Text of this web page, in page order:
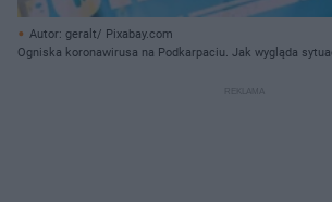
Autor: geralt/ Pixabay.com
Ogniska koronawirusa na Podkarpaciu. Jak wygląda sytuacja? Sprawdź